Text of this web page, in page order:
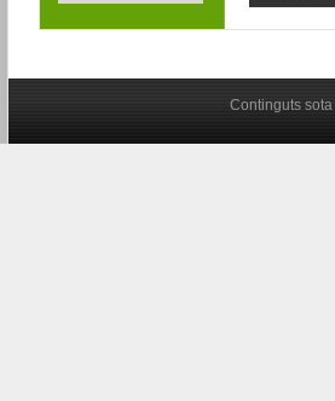
Continguts sota